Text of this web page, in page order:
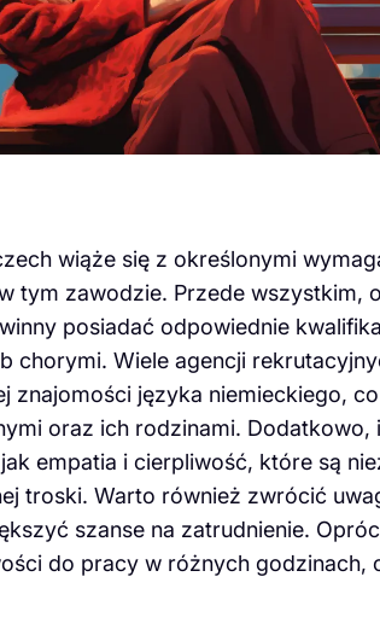
wiąże się z określonymi
tym zawodzie. Przede wszystkim,
posiadać odpowiednie
chorymi. Wiele agencji
znajomości języka niemieckiego,
oraz ich rodzinami. Dodatkowo,
empatia i cierpliwość, które są
troski. Warto również zwrócić
szanse na zatrudnienie.
do pracy w różnych godzinach,